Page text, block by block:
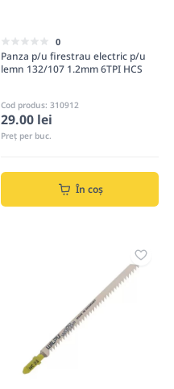
0
Panza p/u firestrau electric p/u
lemn 132/107 1.2mm 6TPI HCS
Cod produs: 310912
29.00 lei
Preț per buc.
În coș